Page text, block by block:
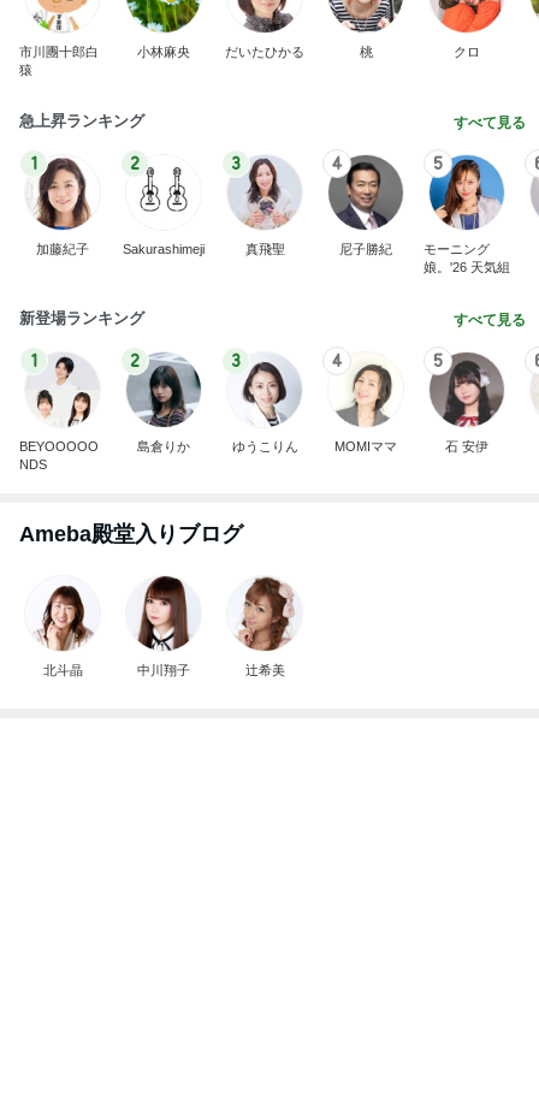
市川團十郎白
猿
小林麻央 だいたひかる 桃 クロ
急上昇ランキング すべて見る
1
加藤紀子
2
Sakurashimeji
3
真飛聖
4
尼子勝紀
5
モーニング
娘。'26 天気組
新登場ランキング すべて見る
1
BEYOOOOO
NDS
2
島倉りか
3
ゆうこりん
4
MOMIママ
5
石 安伊
Ameba殿堂入りブログ
北斗晶 中川翔子 辻希美